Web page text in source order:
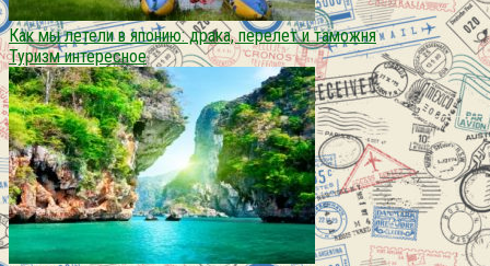
Как мы летели в японию: драка, перелет и таможня
Туризм интересное